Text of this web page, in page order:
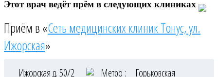
Этот врач ведёт прём в следующих клиниках
Приём в «Сеть медицинских клиник Тонус, ул.
Ижорская»
Ижорская д. 50/2 Метро : Горьковская